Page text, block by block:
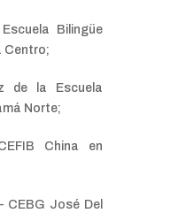
Bilingüe
Centro;
de la Escuela
Norte;
China en
José Del